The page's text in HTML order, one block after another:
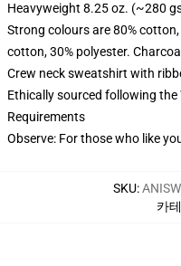
Heavyweight 8.25 oz. (~280
Strong colours are 80%
cotton, 30% polyester.
Crew neck sweatshirt with
Ethically sourced following
Requirements
Observe: For those who like
SKU:
카